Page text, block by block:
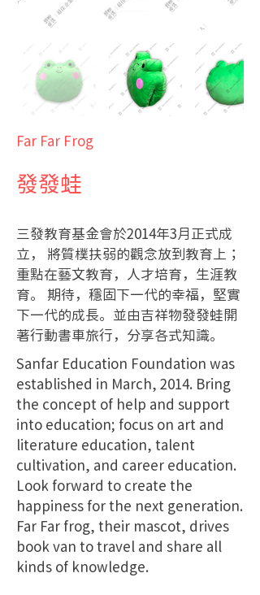
Far Far Frog
發發蛙
三發教育基金會於2014年3月正式成
立， 將質樸扶弱的觀念放到教育上；
重點在藝文教育，人才培育，生涯教
育。 期待，穩固下一代的幸福，堅實
下一代的成長。並由吉祥物發發蛙開
著行動書車旅行，分享各式知識。
Sanfar Education Foundation was
established in March, 2014. Bring
the concept of help and support
into education; focus on art and
literature education, talent
cultivation, and career education.
Look forward to create the
happiness for the next generation.
Far Far frog, their mascot, drives
book van to travel and share all
kinds of knowledge.